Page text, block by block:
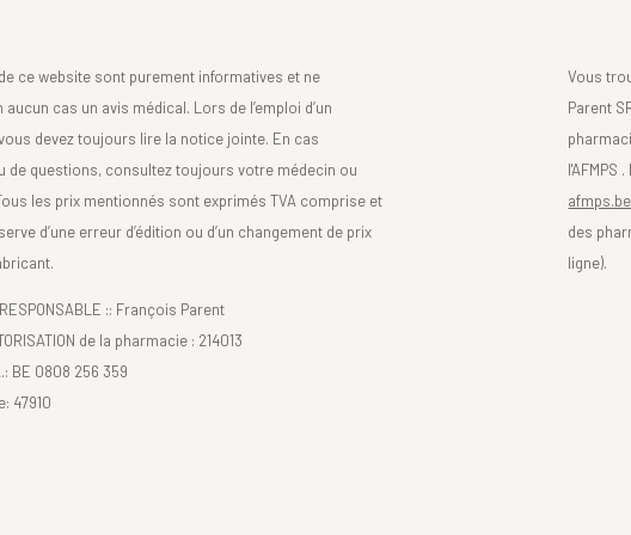
ce website sont purement informatives et ne
cas un avis médical. Lors de l’emploi d’un
devez toujours lire la notice jointe. En cas
de questions, consultez toujours votre médecin ou
les prix mentionnés sont exprimés TVA comprise et
d’une erreur d’édition ou d’un changement de prix
:: François Parent
de la pharmacie : 214013
BE 0808 256 359
47910
Vous
Parent
l'AFMPS .
des
ligne).